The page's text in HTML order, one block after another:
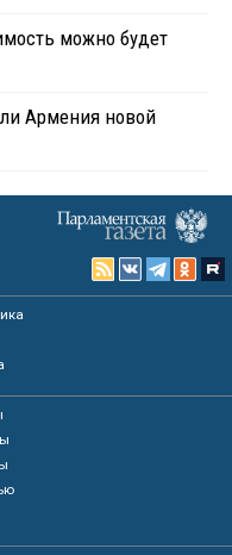
можно будет
ли Армения новой